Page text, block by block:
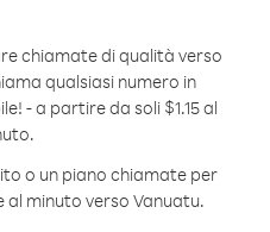
chiamate di qualità verso
qualsiasi numero in
- a partire da soli $1.15 al
o un piano chiamate per
minuto verso Vanuatu.